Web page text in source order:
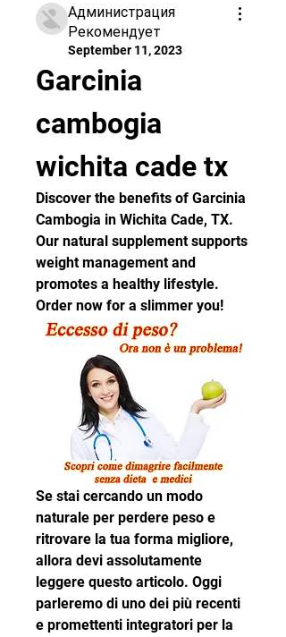
Администрация
Рекомендует
September 11, 2023
Garcinia
cambogia
wichita cade tx
Discover the benefits of Garcinia
Cambogia in Wichita Cade, TX.
Our natural supplement supports
weight management and
promotes a healthy lifestyle.
Order now for a slimmer you!
Se stai cercando un modo
naturale per perdere peso e
ritrovare la tua forma migliore,
allora devi assolutamente
leggere questo articolo. Oggi
parleremo di uno dei più recenti
e promettenti integratori per la